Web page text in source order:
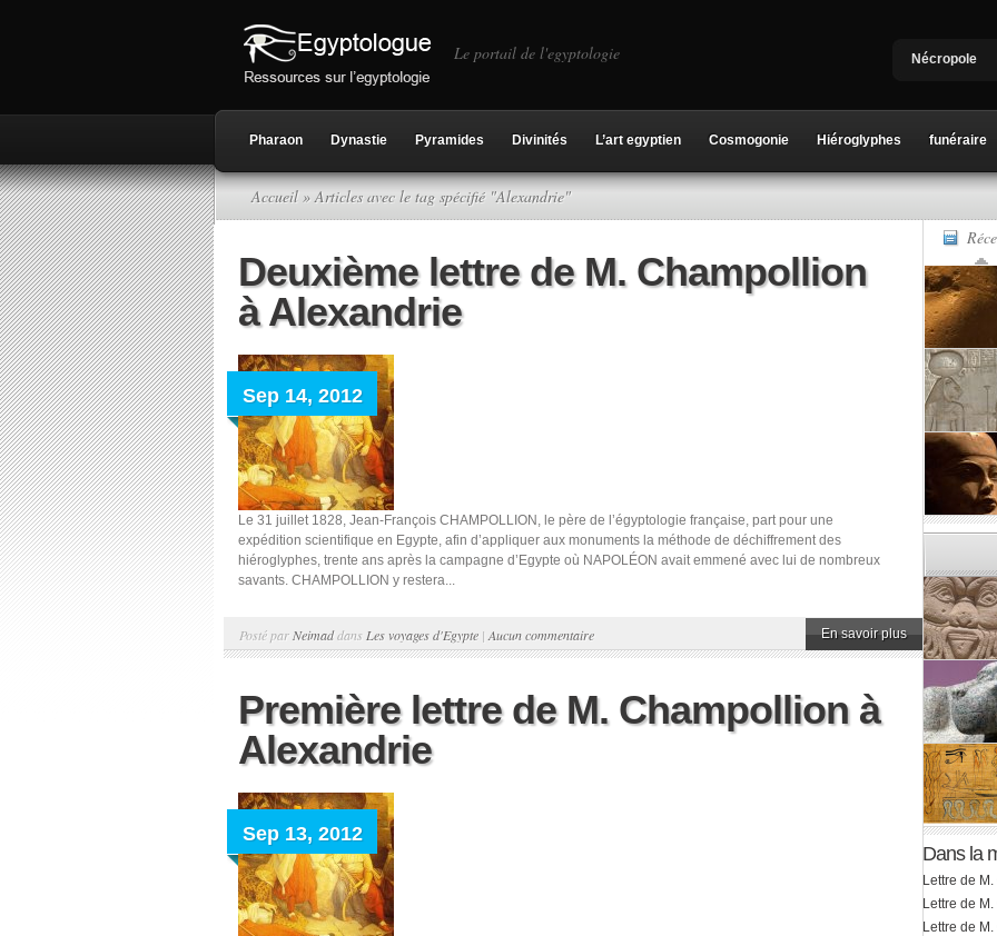
Le portail de l'egyptologie Nécropole
Pharaon Dynastie Pyramides Divinités L’art egyptien Cosmogonie Hiéroglyphes funéraire
Accueil» Articles avec le tag spécifié "Alexandrie"
Deuxième lettre de M. Champollion
à Alexandrie
Sep 14, 2012
Le 31 juillet 1828, Jean-François CHAMPOLLION, le père de l’égyptologie française, part pour une
expédition scientifique en Egypte, afin d’appliquer aux monuments la méthode de déchiffrement des
hiéroglyphes, trente ans après la campagne d’Egypte où NAPOLÉON avait emmené avec lui de nombreux
savants. CHAMPOLLION y restera...
Posté parNeimaddans Les voyages d'Egypte | Aucun commentaire En savoir plus
Première lettre de M. Champollion à
Alexandrie
Sep 13, 2012
Dans la
Lettre de
Lettre de
Lettre de